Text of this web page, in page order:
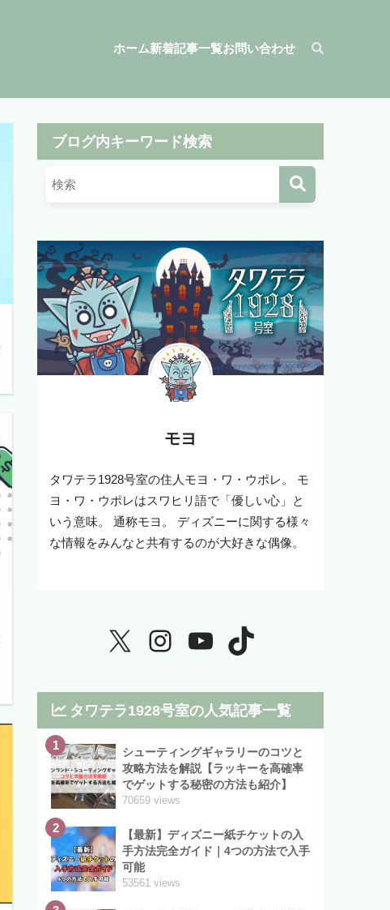
ホーム新着記事一覧お問い合わせ
ブログ内キーワード検索
モヨ
タワテラ1928号室の住人モヨ・ワ・ウポレ。 モ
ヨ・ワ・ウポレはスワヒリ語で「優しい心」と
いう意味。 通称モヨ。 ディズニーに関する様々
な情報をみんなと共有するのが大好きな偶像。
タワテラ1928号室の人気記事一覧
1
シューティングギャラリーのコツと
攻略方法を解説【ラッキーを高確率
でゲットする秘密の方法も紹介】
70659 views
2
【最新】ディズニー紙チケットの入
手方法完全ガイド｜4つの方法で入手
可能
53561 views